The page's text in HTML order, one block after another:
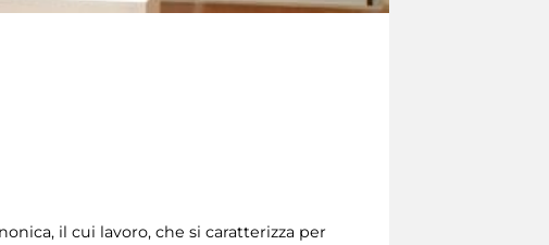
il cui lavoro, che si caratterizza per